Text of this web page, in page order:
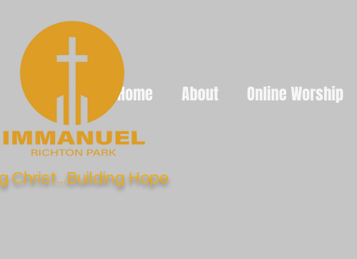
Christ...Building Hope
Home About Online Worship